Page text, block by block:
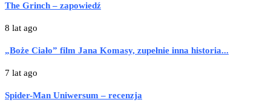
The Grinch – zapowiedź
8 lat ago
„Boże Ciało” film Jana Komasy, zupełnie inna historia...
7 lat ago
Spider-Man Uniwersum – recenzja